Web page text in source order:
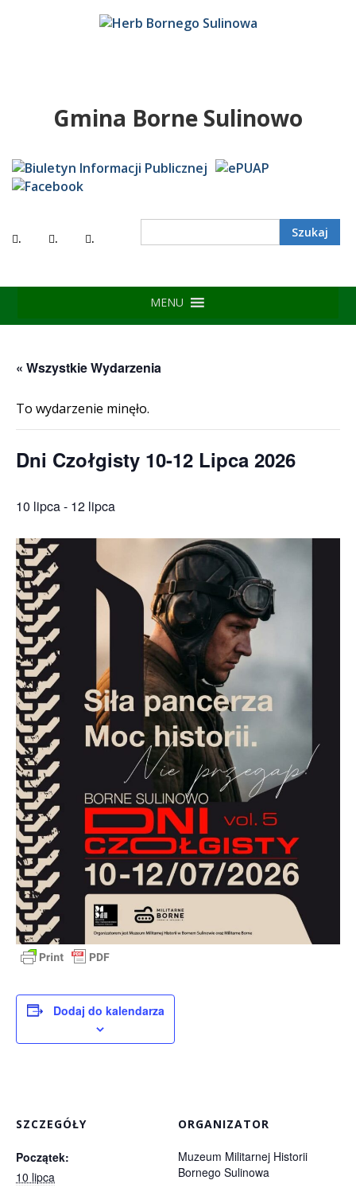
Gmina Borne Sulinowo
. . .
MENU
« Wszystkie Wydarzenia
To wydarzenie minęło.
Dni Czołgisty 10-12 Lipca 2026
10 lipca- 12 lipca
Dodaj do kalendarza
SZCZEGÓŁY
Początek:
10 lipca
ORGANIZATOR
Muzeum Militarnej Historii
Bornego Sulinowa